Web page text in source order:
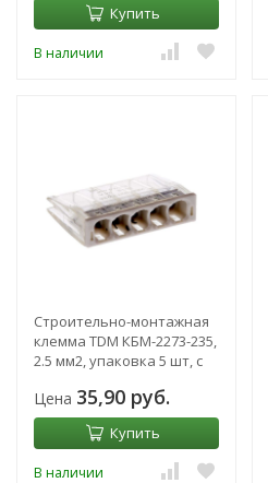
Купить
В наличии
Строительно-монтажная
клемма TDM КБМ-2273-235,
2.5 мм2, упаковка 5 шт, с
Цена 35,90 руб.
Купить
В наличии